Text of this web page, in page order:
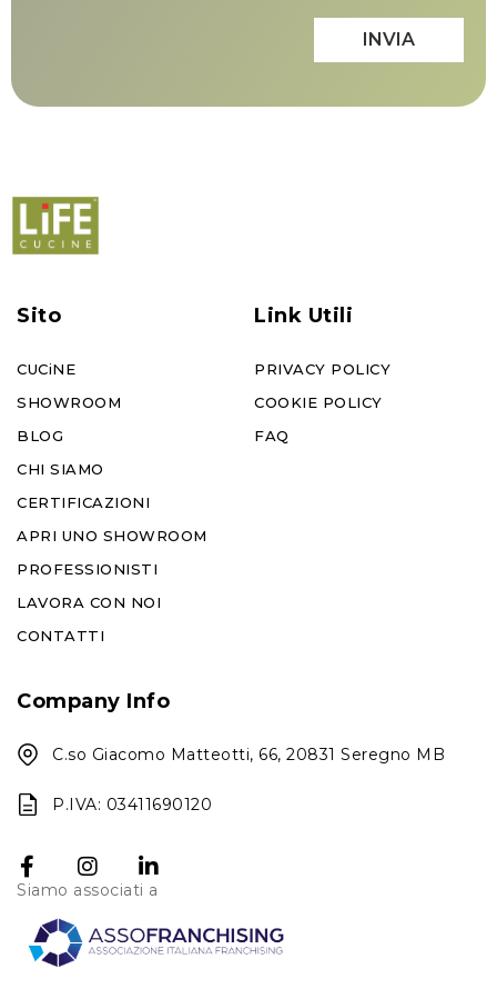
INVIA
Sito
CUCiNE
SHOWROOM
BLOG
CHI SIAMO
CERTIFICAZIONI
APRI UNO SHOWROOM
PROFESSIONISTI
LAVORA CON NOI
CONTATTI
Link Utili
PRIVACY POLICY
COOKIE POLICY
FAQ
Company Info
C.so Giacomo Matteotti, 66, 20831 Seregno MB
P.IVA: 03411690120
Siamo associati a